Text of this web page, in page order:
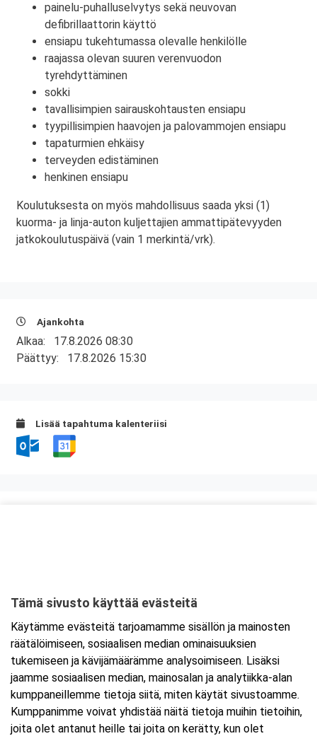
painelu-puhalluselvytys sekä neuvovan
defibrillaattorin käyttö
ensiapu tukehtumassa olevalle henkilölle
raajassa olevan suuren verenvuodon
tyrehdyttäminen
sokki
tavallisimpien sairauskohtausten ensiapu
tyypillisimpien haavojen ja palovammojen ensiapu
tapaturmien ehkäisy
terveyden edistäminen
henkinen ensiapu
Koulutuksesta on myös mahdollisuus saada yksi (1)
kuorma- ja linja-auton kuljettajien ammattipätevyyden
jatkokoulutuspäivä (vain 1 merkintä/vrk).
Ajankohta
Alkaa: 17.8.2026 08:30
Päättyy: 17.8.2026 15:30
Lisää tapahtuma kalenteriisi
Tarkempi kartta ja ajo-ohjeet
Tämä sivusto käyttää evästeitä
Käytämme evästeitä tarjoamamme sisällön ja mainosten
räätälöimiseen, sosiaalisen median ominaisuuksien
tukemiseen ja kävijämäärämme analysoimiseen. Lisäksi
jaamme sosiaalisen median, mainosalan ja analytiikka-alan
kumppaneillemme tietoja siitä, miten käytät sivustoamme.
Kumppanimme voivat yhdistää näitä tietoja muihin tietoihin,
joita olet antanut heille tai joita on kerätty, kun olet